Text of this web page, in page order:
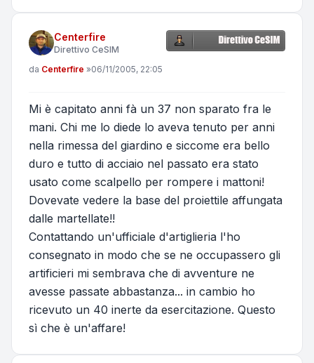
Centerfire
Direttivo CeSIM
Messaggio
da Centerfire »06/11/2005, 22:05
Mi è capitato anni fà un 37 non sparato fra le
mani. Chi me lo diede lo aveva tenuto per anni
nella rimessa del giardino e siccome era bello
duro e tutto di acciaio nel passato era stato
usato come scalpello per rompere i mattoni!
Dovevate vedere la base del proiettile affungata
dalle martellate!!
Contattando un'ufficiale d'artiglieria l'ho
consegnato in modo che se ne occupassero gli
artificieri mi sembrava che di avventure ne
avesse passate abbastanza... in cambio ho
ricevuto un 40 inerte da esercitazione. Questo
sì che è un'affare!